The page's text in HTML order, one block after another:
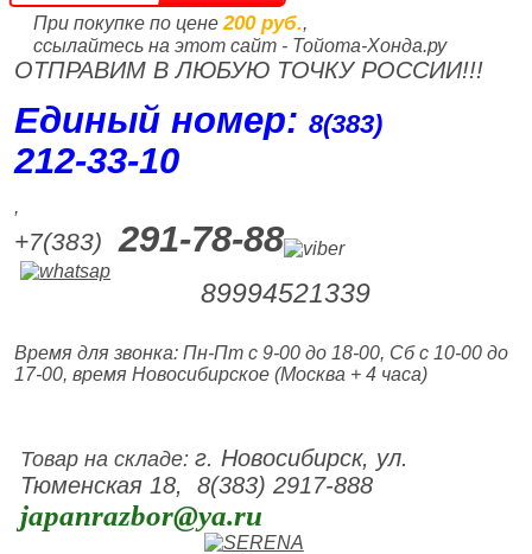
При покупке по цене 200 руб.,
ссылайтесь на этот сайт - Тойота-Хонда.ру
ОТПРАВИМ В ЛЮБУЮ ТОЧКУ РОССИИ!!!
Единый номер:8(383)
212‑33‑10
,
+7(383) 291-78-88
89994521339
Время для звонка: Пн-Пт с 9-00 до 18-00, Сб с 10-00 до
17-00, время Новосибирское (Москва + 4 часа)
Товар на складе:г. Новосибирск, ул.
Тюменская 18, 8(383) 2917-888
japanrazbor@ya.ru